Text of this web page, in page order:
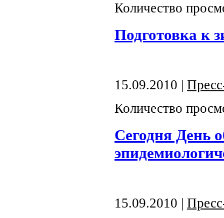
Количество
Подготовка к
15.09.2010 |
Количество
Сегодня День
15.09.2010 |